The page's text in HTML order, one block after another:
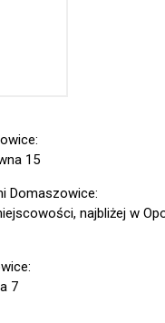
15
Domaszowice:
najbliżej w
7